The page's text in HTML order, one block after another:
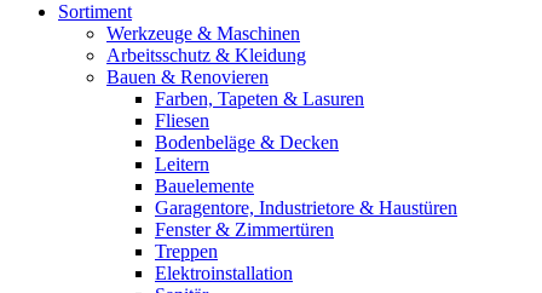
Sortiment
Werkzeuge & Maschinen
Arbeitsschutz & Kleidung
Bauen & Renovieren
Farben, Tapeten & Lasuren
Fliesen
Bodenbeläge & Decken
Leitern
Bauelemente
Garagentore, Industrietore & Haustüren
Fenster & Zimmertüren
Treppen
Elektroinstallation